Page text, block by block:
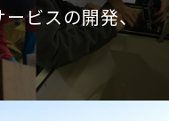
ービスの開発、